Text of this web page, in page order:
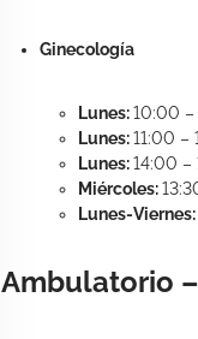
Ginecología
Lunes:10:00 –
Lunes:11:00 –
Lunes:14:00 –
Miércoles:
Lunes-Viernes:
Ambulatorio